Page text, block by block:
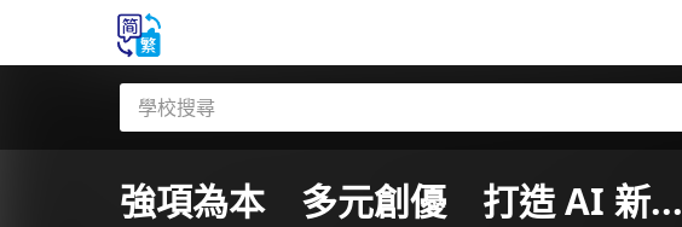
強項為本 多元創優 打造 AI 新...